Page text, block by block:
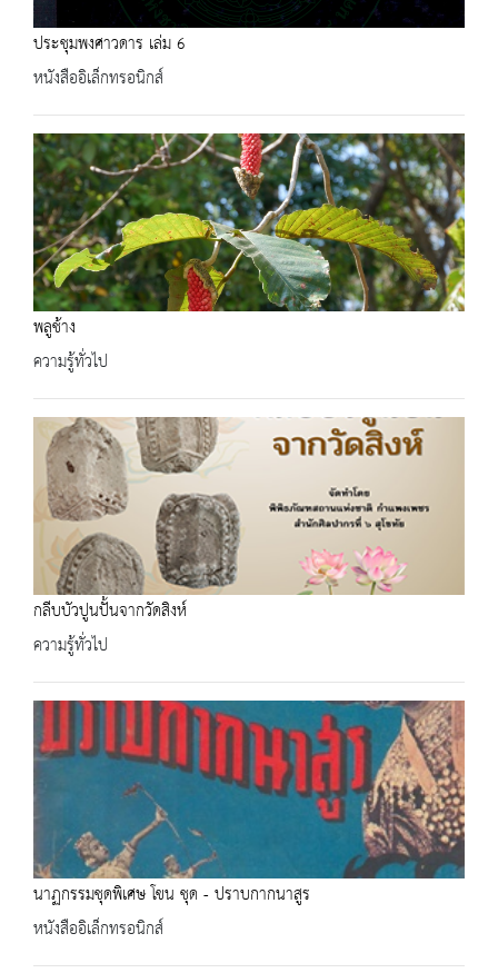
ประชุมพงศาวดาร เล่ม 6
หนังสืออิเล็กทรอนิกส์
พลูช้าง
ความรู้ทั่วไป
กลีบบัวปูนปั้นจากวัดสิงห์
ความรู้ทั่วไป
นาฏกรรมชุดพิเศษ โขน ชุด - ปราบกากนาสูร
หนังสืออิเล็กทรอนิกส์